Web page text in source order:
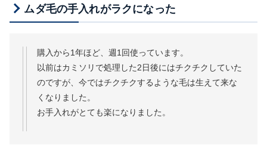
ムダ毛の手入れがラクになった
購入から1年ほど、週1回使っています。
以前はカミソリで処理した2日後にはチクチクしていた
のですが、今ではチクチクするような毛は生えて来な
くなりました。
お手入れがとても楽になりました。